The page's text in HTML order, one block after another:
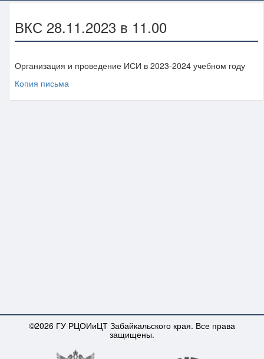
ВКС 28.11.2023 в 11.00
Организация и проведение ИСИ в 2023-2024 учебном году
Копия письма
©2026 ГУ РЦОИиЦТ Забайкальского края. Все права
защищены.